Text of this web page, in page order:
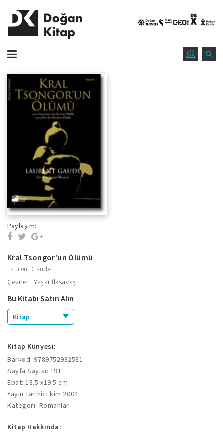
Paylaşım:
Kral Tsongor’un Ölümü
Laurent Gaudé
Çeviren: Yaşar İlksavaş
Bu Kitabı Satın Alın
Kitap
Kitap Künyesi:
Barkod: 9789752932531
Sayfa Sayısı: 191
Ebat: 13.5 x19.5 cm
Yayın Tarihi: Ekim 2004
Kategori: Romanlar
Kitap Hakkında: